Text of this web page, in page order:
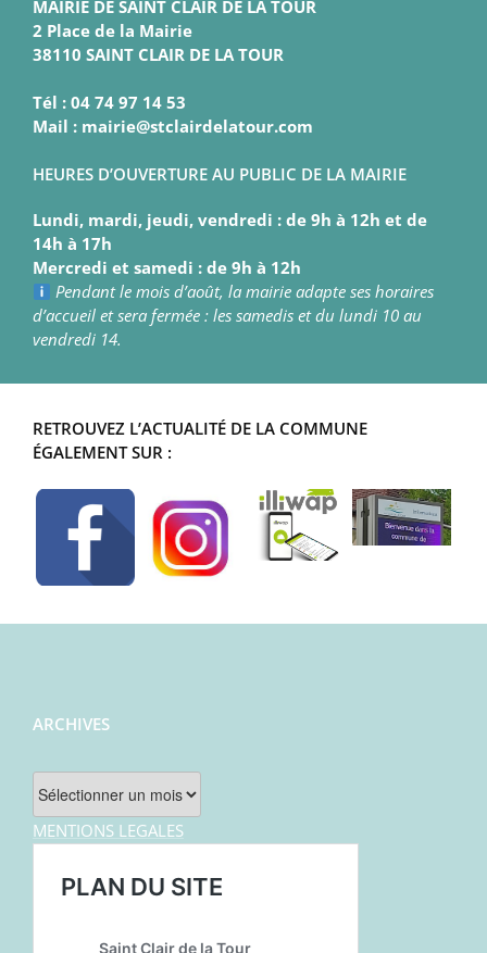
MAIRIE DE SAINT CLAIR DE LA TOUR
2 Place de la Mairie
38110 SAINT CLAIR DE LA TOUR
Tél : 04 74 97 14 53
Mail : mairie@stclairdelatour.com
HEURES D’OUVERTURE AU PUBLIC DE LA MAIRIE
Lundi, mardi, jeudi, vendredi : de 9h à 12h et de
14h à 17h
Mercredi et samedi : de 9h à 12h
Pendant le mois d’août, la mairie adapte ses horaires
d’accueil et sera fermée : les samedis et du lundi 10 au
vendredi 14.
RETROUVEZ L’ACTUALITÉ DE LA COMMUNE
ÉGALEMENT SUR :
ARCHIVES
Archives
MENTIONS LEGALES